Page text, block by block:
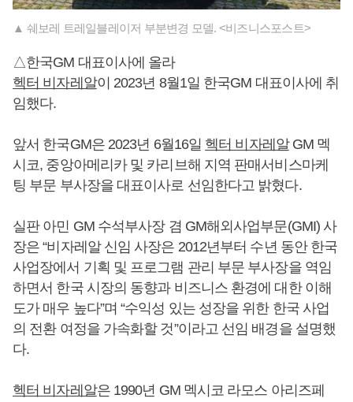
▲ 쉐보레 트레일블레이저 부분변경 모델. <비즈니스포스트>
△한국GM 대표이사에 올라
헥터 비자레알이 2023년 8월1일 한국GM 대표이사에 취
임했다.
앞서 한국GM은 2023년 6월16일 헥터 비자레알GM 멕
시코, 중앙아메리카 및 카리브해 지역 판매서비스마케
팅 부문 부사장을 대표이사로 선임한다고 밝혔다.
실판 아민 GM 수석부사장 겸 GM해외사업부문(GMI) 사
장은 “비자레알 신임 사장은 2012년부터 수년 동안 한국
사업장에서 기획 및 프로그램 관리 부문 부사장을 역임
하면서 한국 시장의 동향과 비즈니스 환경에 대한 이해
도가 매우 높다”며 “수익성 있는 성장을 위한 한국 사업
의 전환 여정을 가속화할 것”이라고 선임 배경을 설명했
다.
헥터 비자레알은 1990년 GM 멕시코 라모스 아리즈페